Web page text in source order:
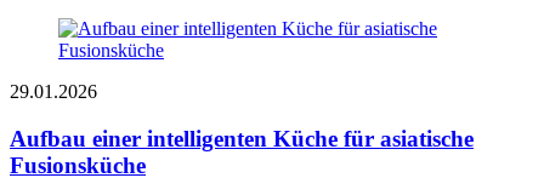
29.01.2026
Aufbau einer intelligenten Küche für asiatische
Fusionsküche